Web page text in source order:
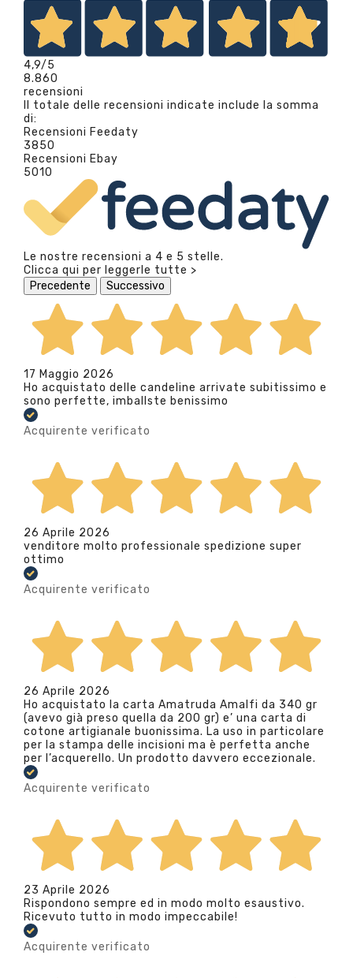
4,9/5
8.860
recensioni
Il totale delle recensioni indicate include la somma
di:
Recensioni Feedaty
3850
Recensioni Ebay
5010
Le nostre recensioni a 4 e 5 stelle.
Clicca qui per leggerle tutte >
Precedente
Successivo
17 Maggio 2026
Ho acquistato delle candeline arrivate subitissimo e
sono perfette, imballste benissimo
Acquirente verificato
26 Aprile 2026
venditore molto professionale spedizione super
ottimo
Acquirente verificato
26 Aprile 2026
Ho acquistato la carta Amatruda Amalfi da 340 gr
(avevo già preso quella da 200 gr) e’ una carta di
cotone artigianale buonissima. La uso in particolare
per la stampa delle incisioni ma è perfetta anche
per l’acquerello. Un prodotto davvero eccezionale.
Acquirente verificato
23 Aprile 2026
Rispondono sempre ed in modo molto esaustivo.
Ricevuto tutto in modo impeccabile!
Acquirente verificato